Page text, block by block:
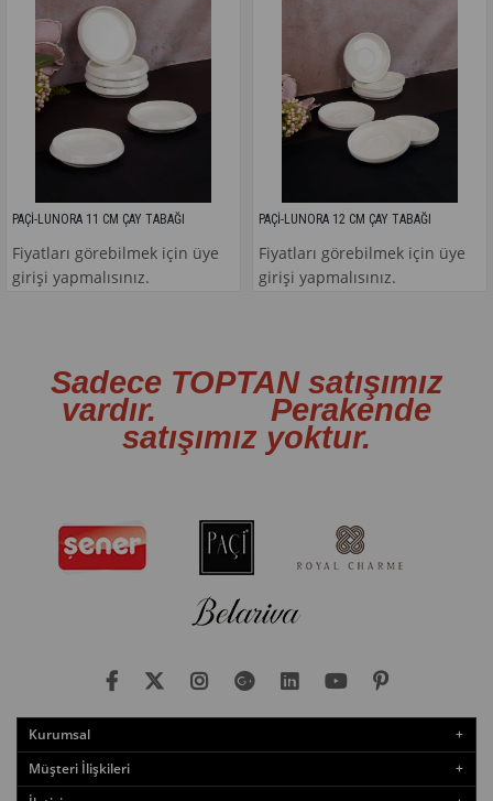
PAÇİ-LUNORA 11 CM ÇAY TABAĞI
Fiyatları görebilmek için üye
girişi yapmalısınız.
PAÇİ-LUNORA 12 CM ÇAY TABAĞI
Fiyatları görebilmek için üye
girişi yapmalısınız.
Sadece TOPTAN satışımız
vardır. Perakende
satışımız yoktur.
Kurumsal
Müşteri İlişkileri